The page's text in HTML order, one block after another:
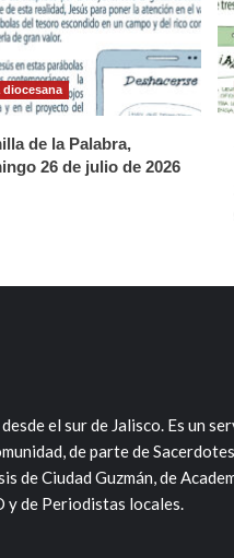
diocesana
de la Palabra,
26 de julio de 2026
el sur de Jalisco. Es un
de parte de
de Ciudad Guzmán, de
y de Periodistas locales.